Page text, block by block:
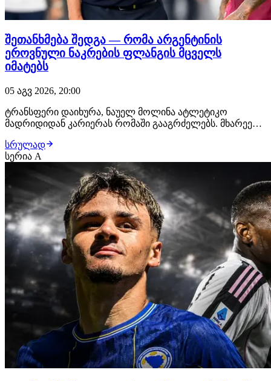
შეთანხმება შედგა — რომა არგენტინის
ეროვნული ნაკრების ფლანგის მცველს
იმატებს
05 აგვ 2026, 20:00
ტრანსფერი დაიხურა, ნაუელ მოლინა ატლეტიკო
მადრიდიდან კარიერას რომაში გააგრძელებს. მხარეებს
ფეხბურთელს იტალიაში უკვე ელოდებიან, სადაც
სამედიცინო შემოწმებას გაივლის და კონტრაქტს ხელს
მოაწერს. "ჯალოროსი" მოლინას სანაცვლოდ
დაახლოებით €18 მილიონს…
სრულად
სერია A